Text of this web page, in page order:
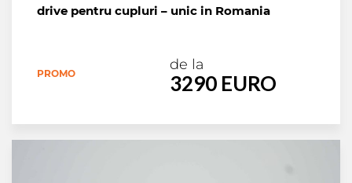
drive pentru cupluri – unic in Romania
PROMO
de la
3290 EURO